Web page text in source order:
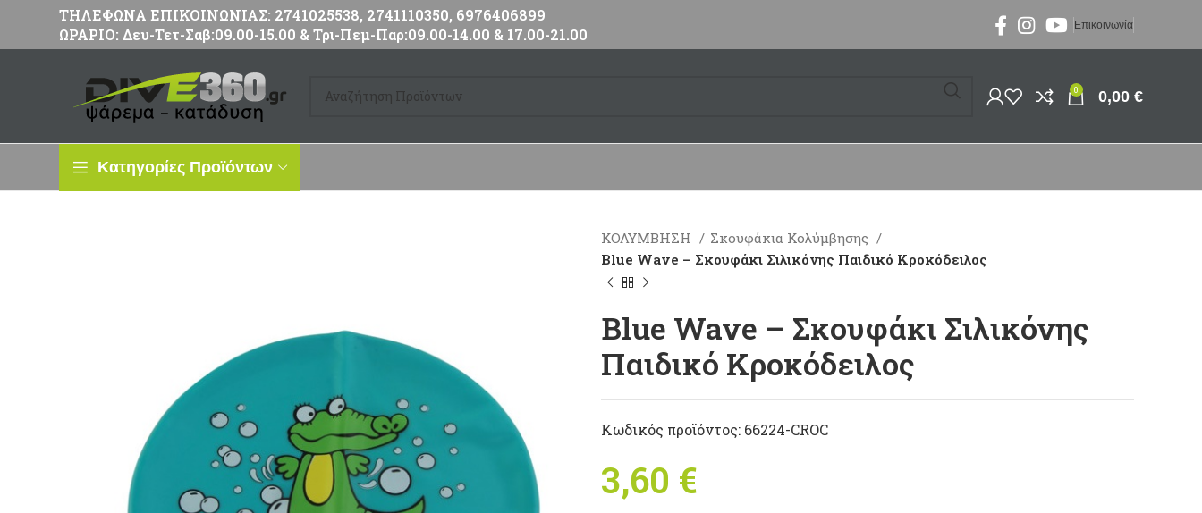
ΤΗΛΕΦΩΝΑ ΕΠΙΚΟΙΝΩΝΙΑΣ: 2741025538, 2741110350, 6976406899
ΩΡΑΡΙΟ: Δευ-Τετ-Σαβ:09.00-15.00 & Τρι-Πεμ-Παρ:09.00-14.00 & 17.00-21.00
Επικοινωνία
0 0,00 €
Κατηγορίες Προϊόντων
ΚΟΛΥΜΒΗΣΗ
Σκουφάκια Κολύμβησης
Blue Wave – Σκουφάκι Σιλικόνης Παιδικό Κροκόδειλος
Blue Wave – Σκουφάκι Σιλικόνης
Παιδικό Κροκόδειλος
Κωδικός προϊόντος: 66224-CROC
3,60 €